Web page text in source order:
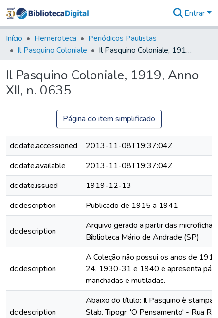
&
Coleções
Tudo na
Digital
Entrar
Início Hemeroteca
Periódicos Paulistas
Il Pasquino Coloniale
Il Pasquino Coloniale, 1919, Anno XII, n. 0635
Il Pasquino Coloniale, 1919, Anno
XII, n. 0635
Página do item simplificado
dc.date.accessioned
2013-11-08T19:37:04Z
dc.date.available
2013-11-08T19:37:04Z
dc.date.issued
1919-12-13
dc.description
Publicado de 1915 a 1941
dc.description
Arquivo gerado a partir das
Biblioteca Mário de Andrade (SP)
dc.description
A Coleção não possui os anos de
24, 1930-31 e 1940 e apresenta
manchadas e mutiladas.
dc.description
Abaixo do título: Il Pasquino è
Stab. Tipogr. 'O Pensamento' - Rua